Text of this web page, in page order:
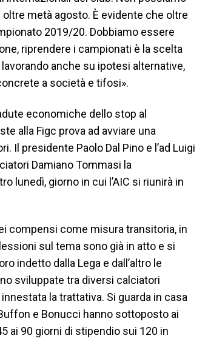
metà agosto. È evidente che oltre
2019/20. Dobbiamo essere
riprendere i campionati è la scelta
anche su ipotesi alternative,
a società e tifosi».
economiche dello stop al
alla Figc prova ad avviare una
Il presidente Paolo Dal Pino e l’ad Luigi
Damiano Tommasi la
lunedì, giorno in cui l’AIC si riunirà in
compensi come misura transitoria, in
sul tema sono già in atto e si
indetto dalla Lega e dall’altro le
sviluppate tra diversi calciatori
la trattativa. Si guarda in casa
e Bonucci hanno sottoposto ai
ai 90 giorni di stipendio sui 120 in